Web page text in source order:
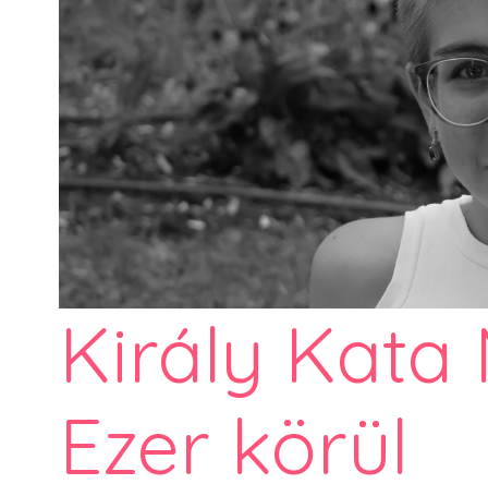
Király Kata
Ezer körül